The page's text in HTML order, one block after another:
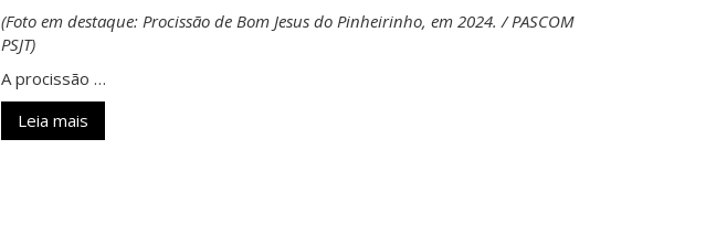
(Foto em destaque: Procissão de Bom Jesus do Pinheirinho, em 2024. / PASCOM
PSJT)
A procissão …
Leia mais